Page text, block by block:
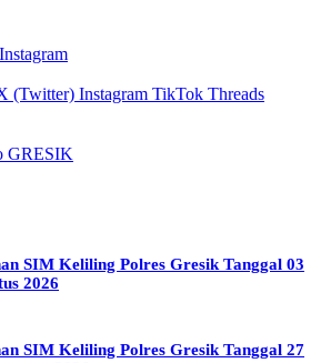
Instagram
(Twitter) Instagram TikTok Threads
SIM Keliling Polres Gresik Tanggal 03
2026
SIM Keliling Polres Gresik Tanggal 27